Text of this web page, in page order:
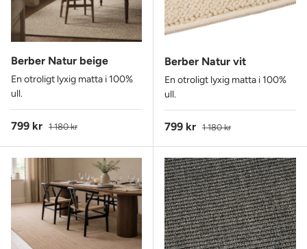
Berber Natur beige
En otroligt lyxig matta i 100%
ull.
Reapris
799 kr Ordinarie pris
1 180 kr
Berber Natur vit
En otroligt lyxig matta i 100%
ull.
Reapris
799 kr Ordinarie pris
1 180 kr